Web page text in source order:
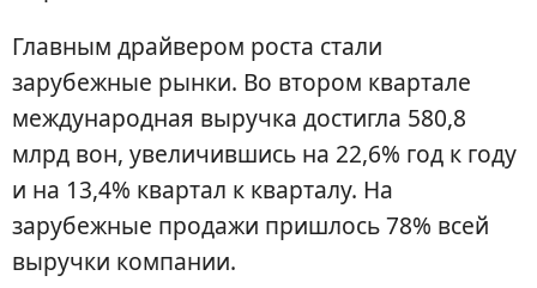
Главным драйвером роста стали
зарубежные рынки. Во втором квартале
международная выручка достигла 580,8
млрд вон, увеличившись на 22,6% год к году
и на 13,4% квартал к кварталу. На
зарубежные продажи пришлось 78% всей
выручки компании.